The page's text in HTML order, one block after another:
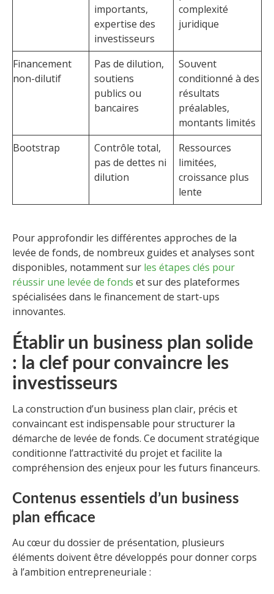
importants,
expertise des
investisseurs
complexité
juridique
Financement
non-dilutif
Pas de dilution,
soutiens
publics ou
bancaires
Souvent
conditionné à des
résultats
préalables,
montants limités
Bootstrap
Contrôle total,
pas de dettes ni
dilution
Ressources
limitées,
croissance plus
lente
Pour approfondir les différentes approches de la
levée de fonds, de nombreux guides et analyses sont
disponibles, notamment sur les étapes clés pour
réussir une levée de fonds et sur des plateformes
spécialisées dans le financement de start-ups
innovantes.
Établir un business plan solide
: la clef pour convaincre les
investisseurs
La construction d’un business plan clair, précis et
convaincant est indispensable pour structurer la
démarche de levée de fonds. Ce document stratégique
conditionne l’attractivité du projet et facilite la
compréhension des enjeux pour les futurs financeurs.
Contenus essentiels d’un business
plan efficace
Au cœur du dossier de présentation, plusieurs
éléments doivent être développés pour donner corps
à l’ambition entrepreneuriale :